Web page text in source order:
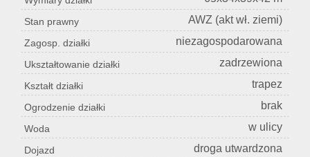
Stan prawny AWZ (akt wł. ziemi)
Zagosp. działki niezagospodarowana
Ukształtowanie działki zadrzewiona
Kształt działki trapez
Ogrodzenie działki brak
Woda w ulicy
Dojazd droga utwardzona